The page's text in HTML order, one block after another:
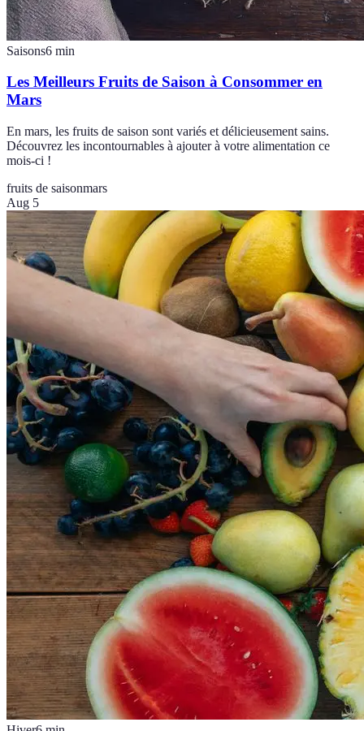
Saisons6 min
Les Meilleurs Fruits de Saison à Consommer en
Mars
En mars, les fruits de saison sont variés et délicieusement sains.
Découvrez les incontournables à ajouter à votre alimentation ce
mois-ci !
fruits de saisonmars
Aug 5